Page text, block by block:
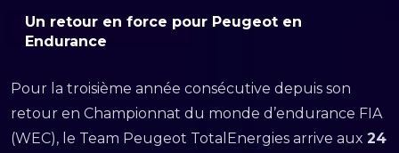
Un retour en force pour Peugeot en
Endurance
Pour la troisième année consécutive depuis son
retour en Championnat du monde d’endurance FIA
(WEC), le Team Peugeot TotalEnergies arrive aux 24